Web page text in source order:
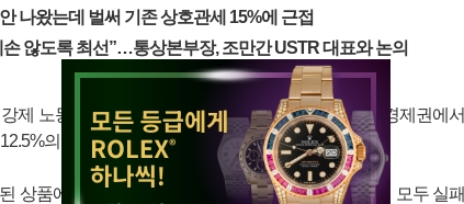
나왔는데 벌써 기존 상호관세 15%에 근접
않도록 최선”…통상본부장, 조만간 USTR 대표와 논의
제 노동으로 생산된 제품의 거래를 막지 못한 60개 경제권에서
의 추가 관세를 부과할 계획이라고 2일 밝혔다.
상품에 대한 수입 금지 조치의 도입과 효과적 집행에 모두 실패